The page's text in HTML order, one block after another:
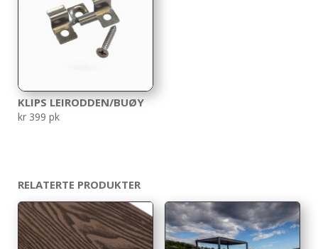
KLIPS LEIRODDEN/BUØY
kr 399 pk
RELATERTE PRODUKTER